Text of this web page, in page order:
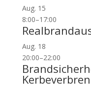
Aug. 15
8:00–17:00
Aug. 18
20:00–22:00